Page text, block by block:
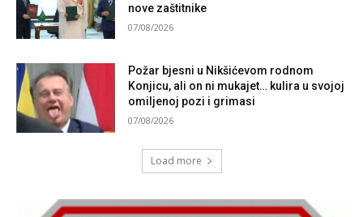
nove zaštitnike
07/08/2026
Požar bjesni u Nikšićevom rodnom
Konjicu, ali on ni mukajet… kulira u svojoj
omiljenoj pozi i grimasi
07/08/2026
Load more